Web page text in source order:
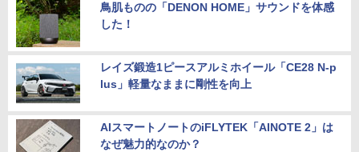
鳥肌ものの「DENON HOME」サウンドを体感
した！
レイズ鍛造1ピースアルミホイール「CE28 N-p
lus」軽量なままに剛性を向上
AIスマートノートのiFLYTEK「AINOTE 2」は
なぜ魅力的なのか？